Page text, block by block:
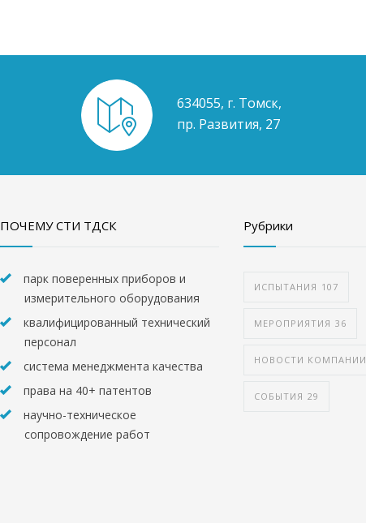
634055, г. Томск,
пр. Развития, 27
ПОЧЕМУ СТИ ТДСК
парк поверенных приборов и
измерительного оборудования
квалифицированный технический
персонал
система менеджмента качества
права на 40+ патентов
научно-техническое
сопровождение работ
Рубрики
ИСПЫТАНИЯ 107
МЕРОПРИЯТИЯ 36
НОВОСТИ КОМПАНИИ
СОБЫТИЯ 29